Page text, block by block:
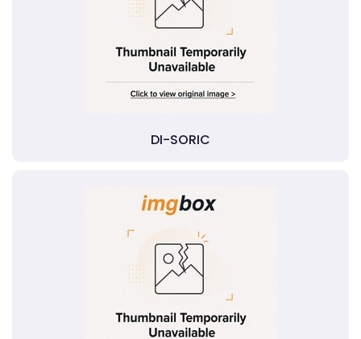
DI-SORIC